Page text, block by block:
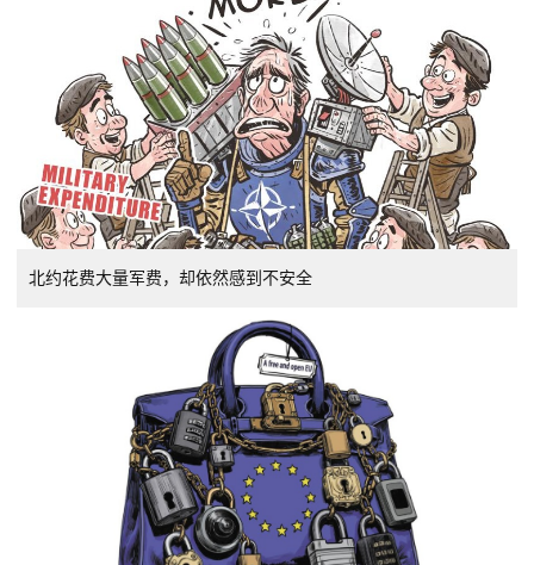
北约花费大量军费，却依然感到不安全